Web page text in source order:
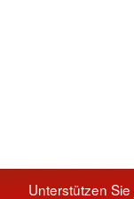
Unterstützen